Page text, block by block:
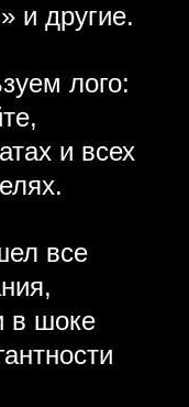
и другие.
лого:
и всех
все
в шоке